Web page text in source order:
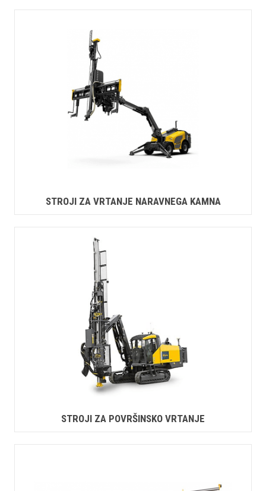
STROJI ZA VRTANJE NARAVNEGA KAMNA
STROJI ZA POVRŠINSKO VRTANJE